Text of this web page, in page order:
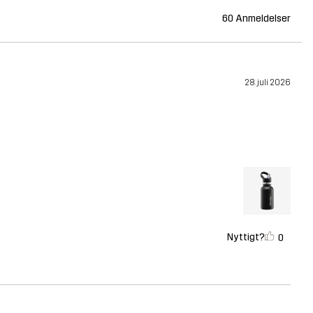
60 Anmeldelser
28. juli 2026
Nyttigt? 0